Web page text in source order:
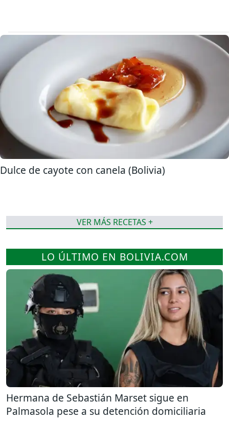
Dulce de cayote con canela (Bolivia)
VER MÁS RECETAS +
LO ÚLTIMO EN BOLIVIA.COM
Hermana de Sebastián Marset sigue en
Palmasola pese a su detención domiciliaria